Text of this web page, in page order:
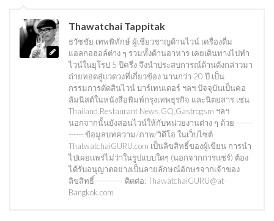
Thawatchai Tappitak
ธวัชชัย เทพพิทักษ์ ผู้เชี่ยวชาญด้านไวน์ เครื่องดื่ม
แอลกอฮอล์ต่าง ๆ รวมทั้งด้านอาหาร เคยเดินทางไปทำ
ไวน์ในยุโรป 5 ปีครึ่ง จึงนำประสบการณ์ด้านดังกล่าวมา
ถ่ายทอดสู่แวดวงที่เกี่ยวข้อง นานกว่า 20 ปี เป็น
กรรมการตัดสินไวน์ บาร์เทนเดอร์ ฯลฯ ปัจจุบันเป็นคอ
ลัมนิสต์ในหนังสือพิมพ์กรุงเทพธุรกิจ และนิตยสาร เช่น
Thailand Restaurant News,GQ,Gastrogsm ฯลฯ
นอกจากนั้นยังสอนไวน์ให้กับหน่วยงานต่าง ๆ ด้วย -------
------ ข้อมูลบทความ/ภาพ/วิดีโอ ในเว็บไซต์
ThatwatchaiGURU.com เป็นลิขสิทธิ์ของผู้เขียน การนำ
ไปเผยแพร่ไม่ว่าในรูปแบบใดๆ (นอกจากการแชร์) ต้อง
ได้รับอนุญาตอย่างเป็นลายลักษณ์อักษรจากเจ้าของ
ลิขสิทธิ์ ----------- ติดต่อ: ThawatchaiGURU@at-
Bangkok.com